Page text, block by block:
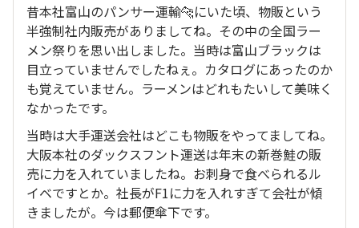
昔本社富山のパンサー運輸🐆にいた頃、物販という
半強制社内販売がありましてね。その中の全国ラー
メン祭りを思い出しました。当時は富山ブラックは
目立っていませんでしたねぇ。カタログにあったのか
も覚えていません。ラーメンはどれもたいして美味く
なかったです。
当時は大手運送会社はどこも物販をやってましてね。
大阪本社のダックスフント運送は年末の新巻鮭の販
売に力を入れていましたね。お刺身で食べられるル
イベですとか。社長がF1に力を入れすぎて会社が傾
きましたが。今は郵便傘下です。